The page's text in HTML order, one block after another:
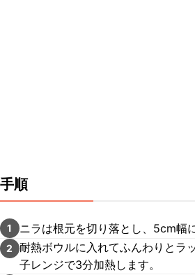
手順
1 ニラは根元を切り落とし、5cm幅
2
耐熱ボウルに入れてふんわりとラ
子レンジで3分加熱します。